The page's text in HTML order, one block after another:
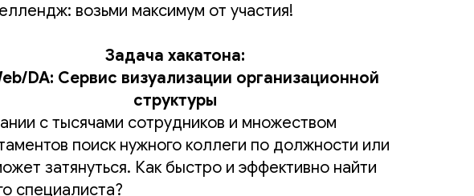
возьми максимум от участия!
Задача хакатона:
DA: Сервис визуализации организационной
структуры
с тысячами сотрудников и множеством
поиск нужного коллеги по должности или
затянуться. Как быстро и эффективно найти
специалиста?